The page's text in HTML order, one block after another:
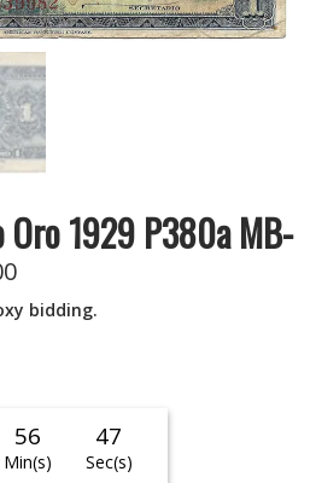
Oro 1929 P380a MB-
bidding.
56
Min(s)
47
Sec(s)